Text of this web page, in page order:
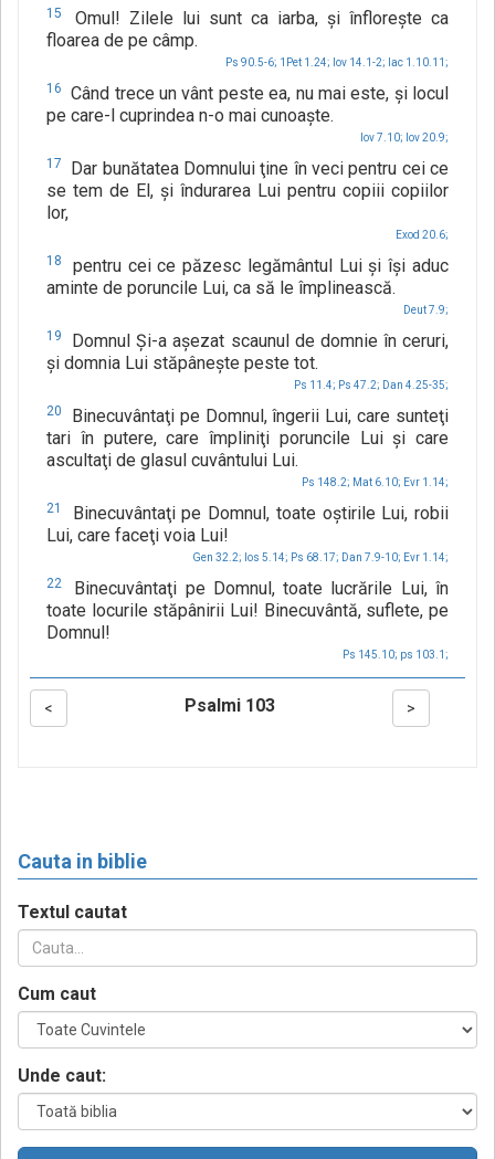
15
Omul! Zilele lui sunt ca iarba, şi înfloreşte ca
floarea de pe câmp.
Ps 90.5-6; 1Pet 1.24; Iov 14.1-2; Iac 1.10.11;
16
Când trece un vânt peste ea, nu mai este, şi locul
pe care-l cuprindea n-o mai cunoaşte.
Iov 7.10; Iov 20.9;
17
Dar bunătatea Domnului ţine în veci pentru cei ce
se tem de El, şi îndurarea Lui pentru copiii copiilor
lor,
Exod 20.6;
18
pentru cei ce păzesc legământul Lui şi îşi aduc
aminte de poruncile Lui, ca să le împlinească.
Deut 7.9;
19
Domnul Şi-a aşezat scaunul de domnie în ceruri,
şi domnia Lui stăpâneşte peste tot.
Ps 11.4; Ps 47.2; Dan 4.25-35;
20
Binecuvântaţi pe Domnul, îngerii Lui, care sunteţi
tari în putere, care împliniţi poruncile Lui şi care
ascultaţi de glasul cuvântului Lui.
Ps 148.2; Mat 6.10; Evr 1.14;
21
Binecuvântaţi pe Domnul, toate oştirile Lui, robii
Lui, care faceţi voia Lui!
Gen 32.2; Ios 5.14; Ps 68.17; Dan 7.9-10; Evr 1.14;
22
Binecuvântaţi pe Domnul, toate lucrările Lui, în
toate locurile stăpânirii Lui! Binecuvântă, suflete, pe
Domnul!
Ps 145.10; ps 103.1;
< Psalmi 103 >
Cauta in biblie
Textul cautat
Cum caut
Unde caut: